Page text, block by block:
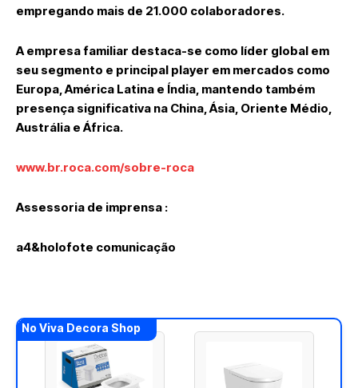
empregando mais de 21.000 colaboradores.
A empresa familiar destaca-se como líder global em
seu segmento e principal player em mercados como
Europa, América Latina e Índia, mantendo também
presença significativa na China, Ásia, Oriente Médio,
Austrália e África.
www.br.roca.com/sobre-roca
Assessoria de imprensa :
a4&holofote comunicação
No Viva Decora Shop